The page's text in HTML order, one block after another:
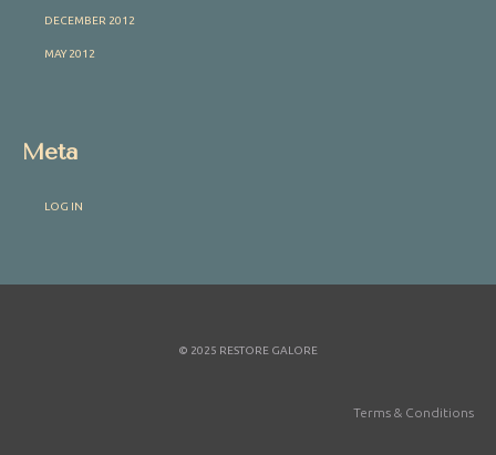
DECEMBER 2012
MAY 2012
Meta
LOG IN
© 2025 RESTORE GALORE
Terms & Conditions